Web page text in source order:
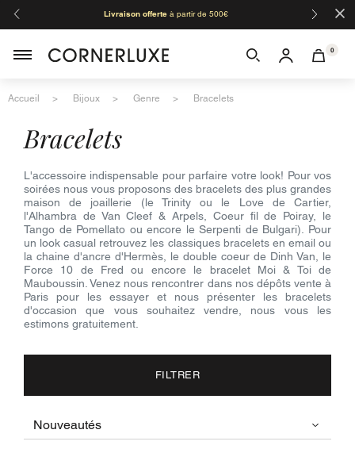
Livraison offerteà partir de 500€ ×
0
Accueil Bijoux Genre Bracelets
bracelets
L'accessoire indispensable pour parfaire votre look! Pour vos
soirées nous vous proposons des bracelets des plus grandes
maison de joaillerie (le Trinity ou le Love de Cartier,
l'Alhambra de Van Cleef & Arpels, Coeur fil de Poiray, le
Tango de Pomellato ou encore le Serpenti de Bulgari). Pour
un look casual retrouvez les classiques bracelets en email ou
la chaine d'ancre d'Hermès, le double coeur de Dinh Van, le
Force 10 de Fred ou encore le bracelet Moi & Toi de
Mauboussin. Venez nous rencontrer dans nos dépôts vente à
Paris pour les essayer et nous présenter les bracelets
d'occasion que vous souhaitez vendre, nous vous les
estimons gratuitement.
FILTRER